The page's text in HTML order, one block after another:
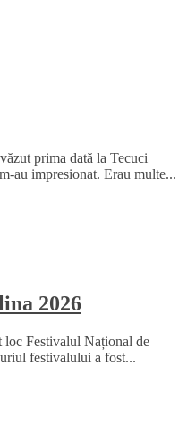
prima dată la Tecuci
au impresionat. Erau multe...
2026
loc Festivalul Național de
festivalului a fost...